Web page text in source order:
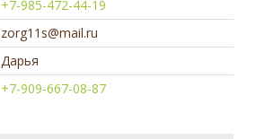
+7-985-472-44-19
zorg11s@mail.ru
Дарья
+7-909-667-08-87